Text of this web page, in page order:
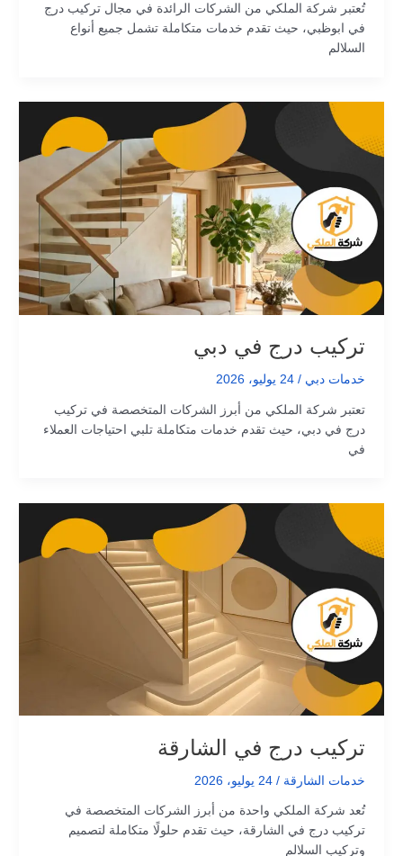
تُعتبر شركة الملكي من الشركات الرائدة في مجال تركيب درج
في ابوظبي، حيث تقدم خدمات متكاملة تشمل جميع أنواع
السلالم
تركيب درج في دبي
خدمات دبي / 24 يوليو، 2026
تعتبر شركة الملكي من أبرز الشركات المتخصصة في تركيب
درج في دبي، حيث تقدم خدمات متكاملة تلبي احتياجات العملاء
في
تركيب درج في الشارقة
خدمات الشارقة / 24 يوليو، 2026
تُعد شركة الملكي واحدة من أبرز الشركات المتخصصة في
تركيب درج في الشارقة، حيث تقدم حلولًا متكاملة لتصميم
وتركيب السلالم